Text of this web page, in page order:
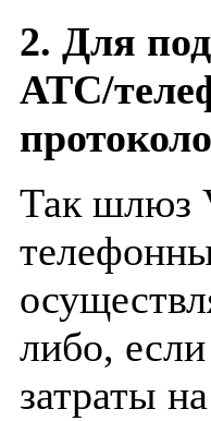
2. Для
АТС/
Так шлюз
либо,
затраты